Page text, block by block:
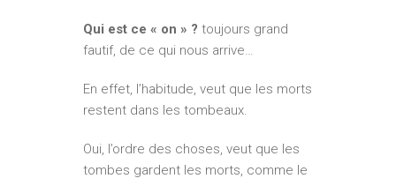
Qui est ce « on » ? toujours grand
fautif, de ce qui nous arrive…
En effet, l’habitude, veut que les morts
restent dans les tombeaux.
Oui, l’ordre des choses, veut que les
tombes gardent les morts, comme le